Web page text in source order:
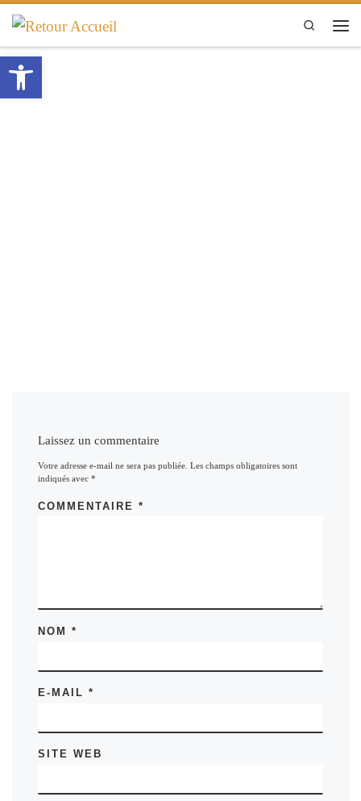
Passer au contenu
Search
Laissez un commentaire
Votre adresse e-mail ne sera pas publiée. Les champs obligatoires sont
indiqués avec*
COMMENTAIRE*
NOM*
E-MAIL*
SITE WEB
Ouvrir la barre d’outils